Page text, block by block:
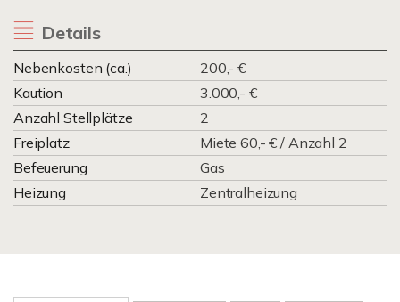
Details
Nebenkosten (ca.)
200,- €
Kaution
3.000,- €
Anzahl Stellplätze
2
Freiplatz
Miete 60,- € / Anzahl 2
Befeuerung
Gas
Heizung
Zentralheizung